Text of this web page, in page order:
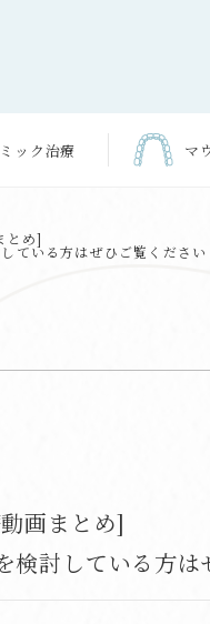
ック治療 マ
とめ]
ている方はぜひご覧ください
画まとめ]
検討している方は